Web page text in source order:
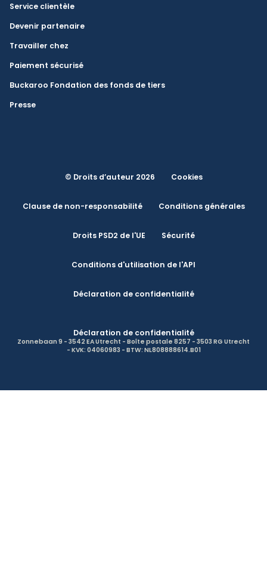
Service clientèle
Devenir partenaire
Travailler chez
Paiement sécurisé
Buckaroo Fondation des fonds de tiers
Presse
© Droits d’auteur 2026 Cookies
Clause de non-responsabilité Conditions générales
Droits PSD2 de l'UE Sécurité
Conditions d'utilisation de l'API
Déclaration de confidentialité
Déclaration de confidentialité
Zonnebaan 9 - 3542 EA Utrecht - Boîte postale 8257 - 3503 RG Utrecht
- KVK: 04060983 - BTW: NL808888614.B01